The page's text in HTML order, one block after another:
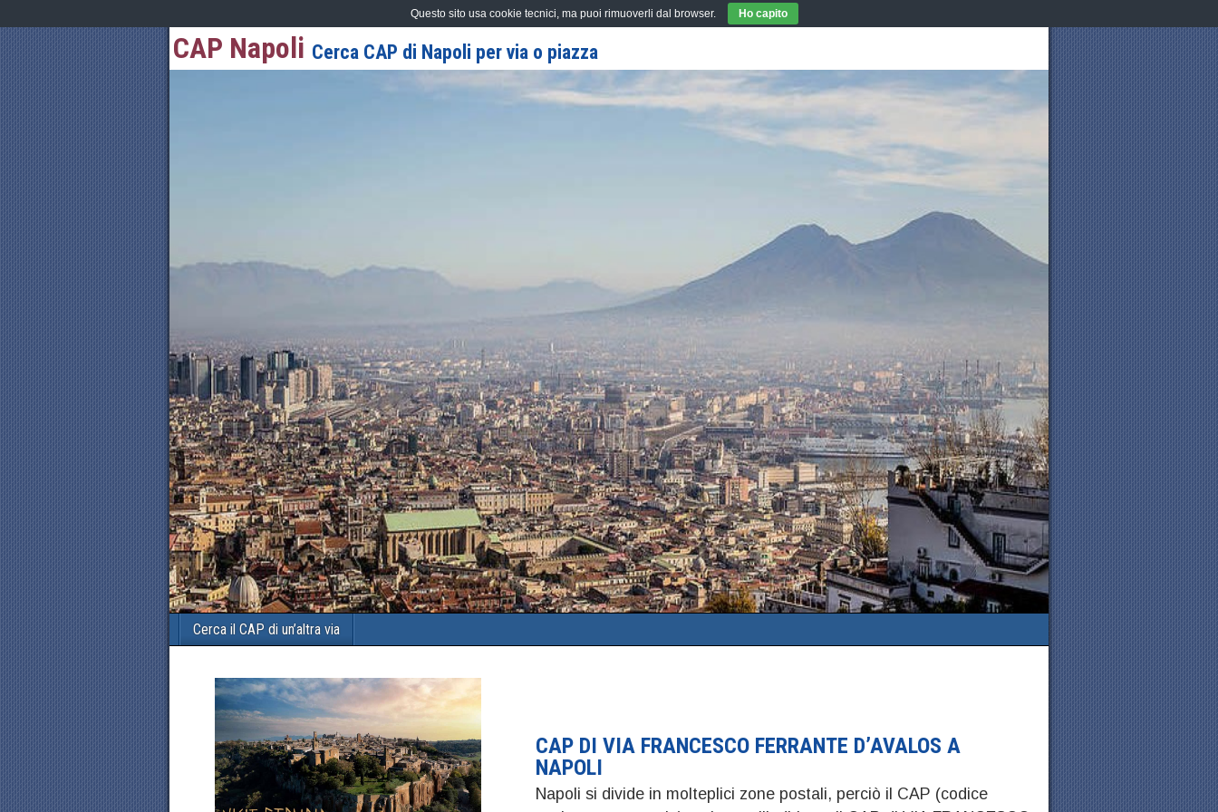
CAP Napoli Cerca CAP di Napoli per via o piazza
Cerca il CAP di un’altra via
CAP DI VIA FRANCESCO FERRANTE D’AVALOS A
NAPOLI
Napoli si divide in molteplici zone postali, perciò il CAP (codice
Questo sito usa cookie tecnici, ma puoi rimuoverli dal browser. Ho capito